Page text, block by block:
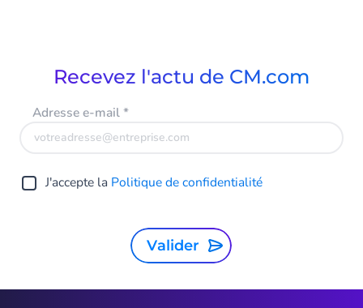
Recevez l'actu de CM.com
Adresse e-mail*
J'accepte la Politique de confidentialité
Valider